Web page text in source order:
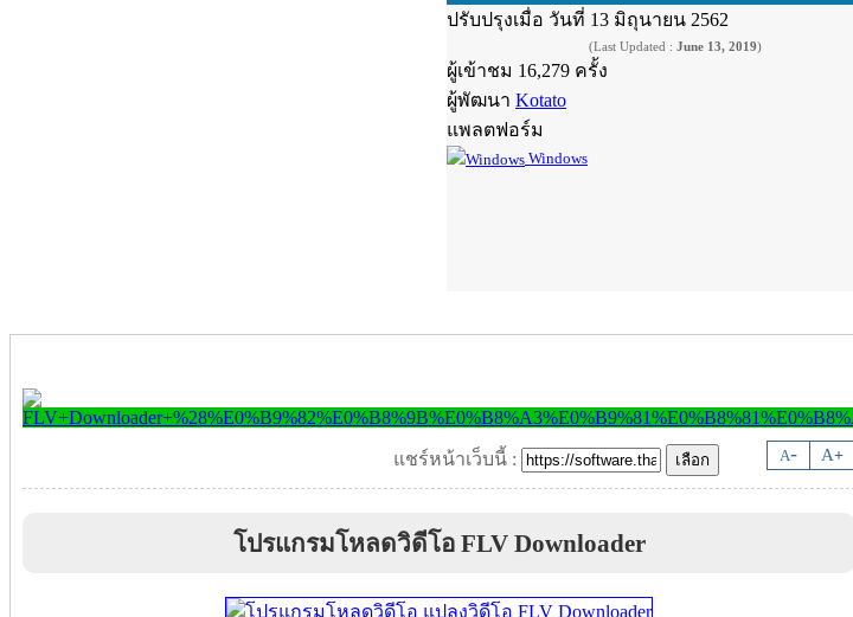
ปรับปรุงเมื่อ วันที่ 13 มิถุนายน 2562
(Last Updated : June 13, 2019)
ผู้เข้าชม 16,279 ครั้ง
ผู้พัฒนา Kotato
แพลตฟอร์ม
Windows
A- A+
แชร์หน้าเว็บนี้ :
โปรแกรมโหลดวิดีโอ FLV Downloader